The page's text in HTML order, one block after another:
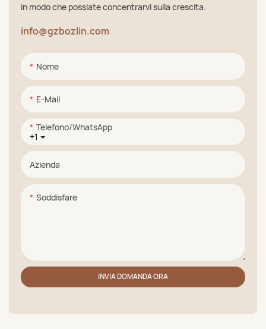
in modo che possiate concentrarvi sulla crescita.
info@gzbozlin.com
Nome
E-Mail
+1
Telefono/WhatsApp
Azienda
Soddisfare
INVIA DOMANDA ORA